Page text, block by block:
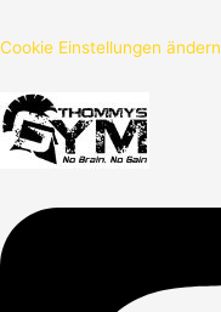
Cookie Einstellungen ändern